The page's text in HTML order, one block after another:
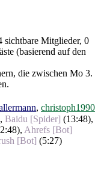
sichtbare Mitglieder, 0
(basierend auf den
die zwischen Mo 3.
, christoph1990
Baidu [Spider] (13:48),
), Ahrefs [Bot]
[Bot] (5:27)